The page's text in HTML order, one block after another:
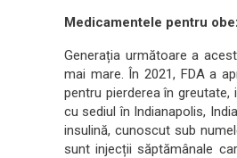
Medicamentele pentru
Generația următoare a
mai mare. În 2021, FDA a
pentru pierderea în
cu sediul în Indianapolis,
insulină, cunoscut sub
sunt injecții săptămânale